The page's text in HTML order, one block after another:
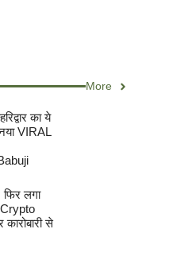
More
का ये
VIRAL
फिर लगा
से